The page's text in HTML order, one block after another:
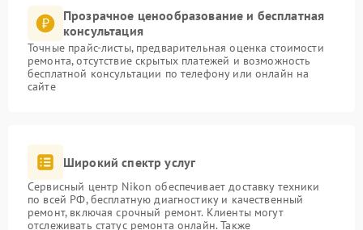
Прозрачное ценообразование и бесплатная
консультация
Точные прайс-листы, предварительная оценка стоимости
ремонта, отсутствие скрытых платежей и возможность
бесплатной консультации по телефону или онлайн на
сайте
Широкий спектр услуг
Сервисный центр Nikon обеспечивает доставку техники
по всей РФ, бесплатную диагностику и качественный
ремонт, включая срочный ремонт. Клиенты могут
отслеживать статус ремонта онлайн. Также